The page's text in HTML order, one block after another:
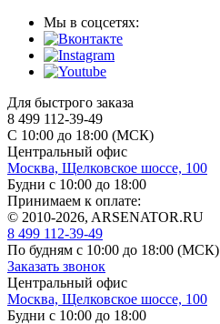
Мы в соцсетях:
Для быстрого заказа
8 499 112-39-49
С 10:00 до 18:00 (МСК)
Центральный офис
Москва, Щелковское шоссе, 100
Будни с 10:00 до 18:00
Принимаем к оплате:
© 2010-2026, ARSENATOR.RU
8 499 112-39-49
По будням с 10:00 до 18:00 (МСК)
Заказать звонок
Центральный офис
Москва, Щелковское шоссе, 100
Будни с 10:00 до 18:00